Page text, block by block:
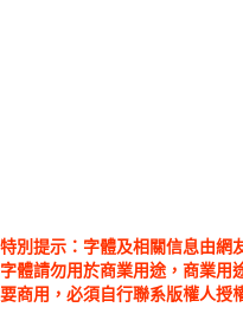
特別提示：字體及相關信息由網
字體請勿用於商業用途，商業用
要商用，必須自行聯系版權人授